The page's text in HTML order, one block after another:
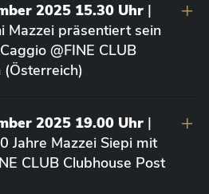
2025 15.30 Uhr |
Mazzei präsentiert sein
@FINE CLUB
(Österreich)
2025 19.00 Uhr |
Jahre Mazzei Siepi mit
CLUB Clubhouse Post